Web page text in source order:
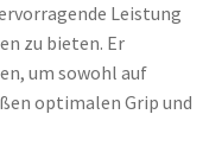
Leistung
zu bieten. Er
um sowohl auf
optimalen Grip und